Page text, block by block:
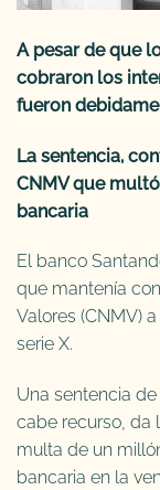
A pesar de que
cobraron los
fueron
La sentencia,
CNMV que
bancaria
El banco
que mantenía
Valores (CNMV)
serie X.
Una sentencia
cabe recurso, da
multa de un
bancaria en la